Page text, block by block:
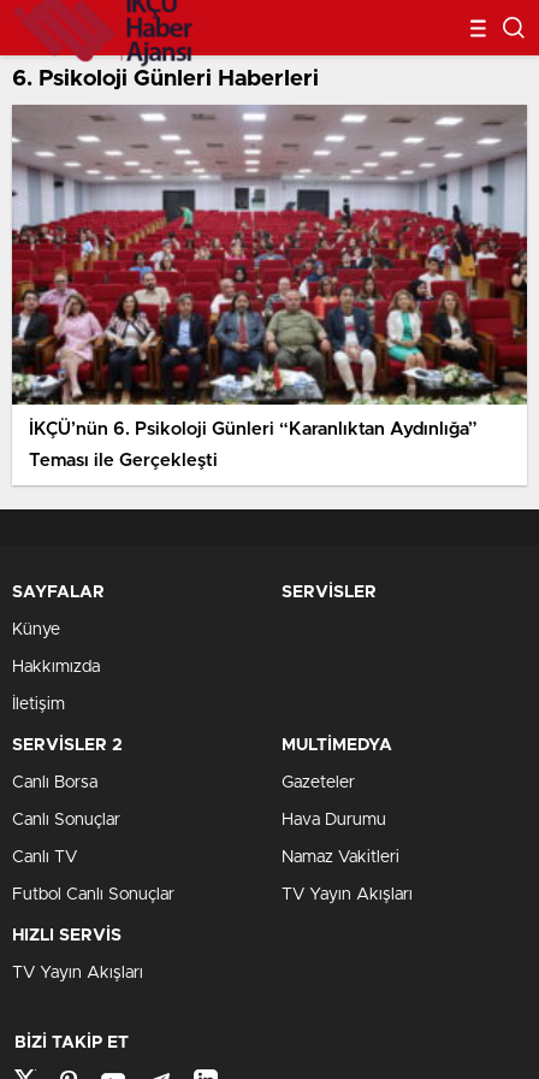
6. Psikoloji Günleri Haberleri
İKÇÜ’nün 6. Psikoloji Günleri “Karanlıktan Aydınlığa”
Teması ile Gerçekleşti
SAYFALAR
Künye
Hakkımızda
İletişim
SERVİSLER
SERVİSLER 2
Canlı Borsa
Canlı Sonuçlar
Canlı TV
Futbol Canlı Sonuçlar
MULTİMEDYA
Gazeteler
Hava Durumu
Namaz Vakitleri
TV Yayın Akışları
HIZLI SERVİS
TV Yayın Akışları
BİZİ TAKİP ET